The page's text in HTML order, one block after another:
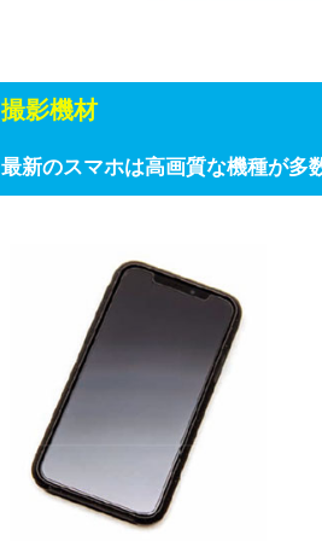
撮影機材
最新のスマホは高画質な機種が多